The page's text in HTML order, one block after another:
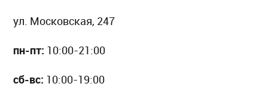
ул. Московская, 247
пн-пт: 10:00-21:00
сб-вс: 10:00-19:00